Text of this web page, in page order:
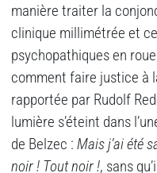
manière traiter la
clinique millimétrée et
psychopathiques en
comment faire justice à
rapportée par Rudolf
lumière s’éteint dans
de Belzec : Mais j’ai été
noir ! Tout noir !, sans